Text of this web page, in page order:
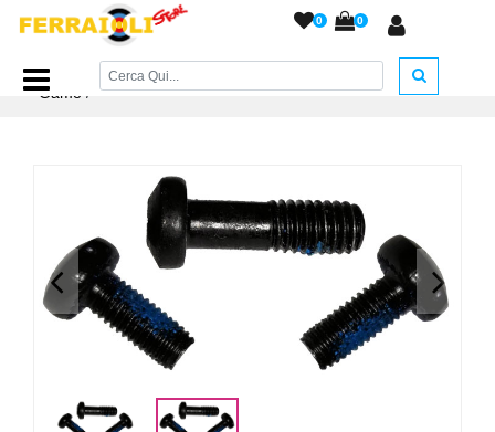
0 0
Home Page/RICAMBI/Ricambi Vari A.C./Viti calcio
Gamo /
< >